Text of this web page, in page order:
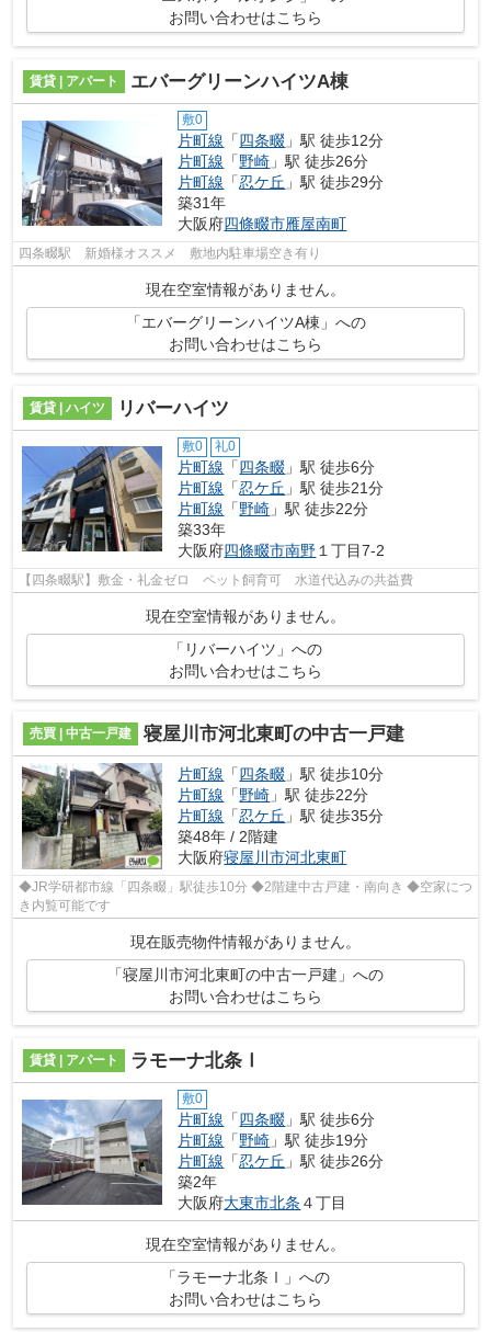
お問い合わせはこちら
賃貸 | アパート エバーグリーンハイツA棟
敷0
片町線 「四条畷 」駅 徒歩12分
片町線 「野崎 」駅 徒歩26分
片町線 「忍ケ丘 」駅 徒歩29分
築31年
大阪府四條畷市雁屋南町
四条畷駅 新婚様オススメ 敷地内駐車場空き有り
現在空室情報がありません。
「エバーグリーンハイツA棟」への
お問い合わせはこちら
賃貸 | ハイツ リバーハイツ
敷0 礼0
片町線 「四条畷 」駅 徒歩6分
片町線 「忍ケ丘 」駅 徒歩21分
片町線 「野崎 」駅 徒歩22分
築33年
大阪府四條畷市南野 １丁目7-2
【四条畷駅】敷金・礼金ゼロ ペット飼育可 水道代込みの共益費
現在空室情報がありません。
「リバーハイツ」への
お問い合わせはこちら
売買 | 中古一戸建 寝屋川市河北東町の中古一戸建
片町線 「四条畷 」駅 徒歩10分
片町線 「野崎 」駅 徒歩22分
片町線 「忍ケ丘 」駅 徒歩35分
築48年 / 2階建
大阪府寝屋川市河北東町
◆JR学研都市線「四条畷」駅徒歩10分 ◆2階建中古戸建・南向き ◆空家につ
き内覧可能です
現在販売物件情報がありません。
「寝屋川市河北東町の中古一戸建」への
お問い合わせはこちら
賃貸 | アパート ラモーナ北条Ⅰ
敷0
片町線 「四条畷 」駅 徒歩6分
片町線 「野崎 」駅 徒歩19分
片町線 「忍ケ丘 」駅 徒歩26分
築2年
大阪府大東市北条 ４丁目
現在空室情報がありません。
「ラモーナ北条Ⅰ」への
お問い合わせはこちら